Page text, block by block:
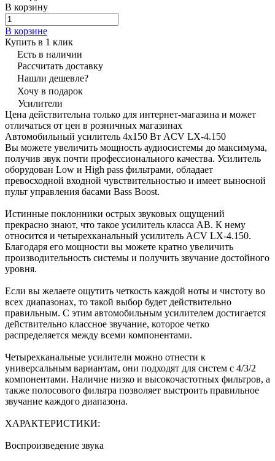
В корзину
В корзине
Купить в 1 клик
Есть в наличии
Рассчитать доставку
Нашли дешевле?
Хочу в подарок
Усилители
Цена действительна только для интернет-магазина и может
отличаться от цен в розничных магазинах
Автомобильный усилитель 4х150 Вт ACV LX-4.150
Вы можете увеличить мощность аудиосистемы до максимума,
получив звук почти профессионального качества. Усилитель
оборудован Low и High pass фильтрами, обладает
превосходной входной чувствительностью и имеет выносной
пульт управления басами Bass Boost.
Истинные поклонники острых звуковых ощущений
прекрасно знают, что такое усилитель класса АВ. К нему
относится и четырехканальный усилитель ACV LX-4.150.
Благодаря его мощности вы можете кратно увеличить
производительность системы и получить звучание достойного
уровня.
Если вы желаете ощутить четкость каждой ноты и чистоту во
всех диапазонах, то такой выбор будет действительно
правильным. С этим автомобильным усилителем достигается
действительно классное звучание, которое четко
распределяется между всеми компонентами.
Четырехканальные усилители можно отнести к
универсальным вариантам, они подходят для систем с 4/3/2
компонентами. Наличие низко и высокочастотных фильтров, а
также полосового фильтра позволяет выстроить правильное
звучание каждого диапазона.
ХАРАКТЕРИСТИКИ:
Воспроизведение звука